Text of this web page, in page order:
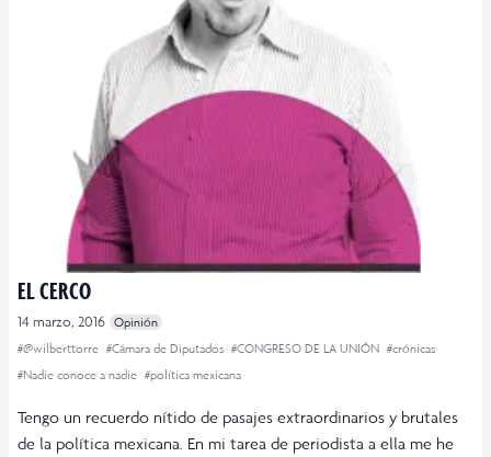
EL CERCO
14 marzo, 2016 Opinión
#@wilberttorre #Cámara de Diputados #CONGRESO DE LA UNIÓN #crónicas
#Nadie conoce a nadie #política mexicana
Tengo un recuerdo nítido de pasajes extraordinarios y brutales
de la política mexicana. En mi tarea de periodista a ella me he